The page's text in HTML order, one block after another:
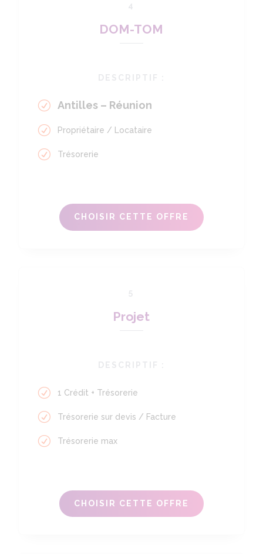
DOM-TOM
Antilles – Réunion
Propriétaire / Locataire
Trésorerie
CHOISIR CETTE OFFRE
Projet
1 Crédit + Trésorerie
Trésorerie sur devis / Facture
Trésorerie max
CHOISIR CETTE OFFRE